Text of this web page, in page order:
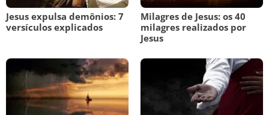
Jesus expulsa demônios: 7
versículos explicados
Milagres de Jesus: os 40
milagres realizados por
Jesus